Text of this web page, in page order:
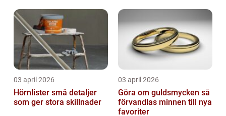
03 april 2026
Hörnlister små detaljer
som ger stora skillnader
03 april 2026
Göra om guldsmycken så
förvandlas minnen till nya
favoriter